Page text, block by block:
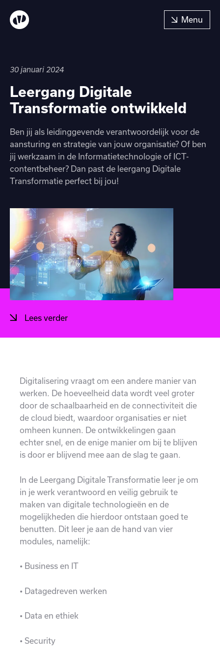
30 januari 2024
Leergang Digitale
Transformatie ontwikkeld
Ben jij als leidinggevende verantwoordelijk voor de
aansturing en strategie van jouw organisatie? Of ben
jij werkzaam in de Informatietechnologie of ICT-
contentbeheer? Dan past de leergang Digitale
Transformatie perfect bij jou!
Lees verder
Digitalisering vraagt om een andere manier van
werken. De hoeveelheid data wordt veel groter
door de schaalbaarheid en de connectiviteit die
de cloud biedt, waardoor organisaties er niet
omheen kunnen. De ontwikkelingen gaan
echter snel, en de enige manier om bij te blijven
is door er blijvend mee aan de slag te gaan.
In de Leergang Digitale Transformatie leer je om
in je werk verantwoord en veilig gebruik te
maken van digitale technologieën en de
mogelijkheden die hierdoor ontstaan goed te
benutten. Dit leer je aan de hand van vier
modules, namelijk:
• Business en IT
• Datagedreven werken
• Data en ethiek
• Security